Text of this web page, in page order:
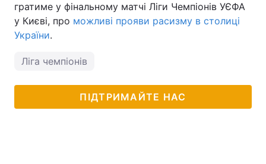
гратиме у фінальному матчі Ліги Чемпіонів УЄФА
у Києві, про можливі прояви расизму в столиці
України.
Ліга чемпіонів
ПІДТРИМАЙТЕ НАС